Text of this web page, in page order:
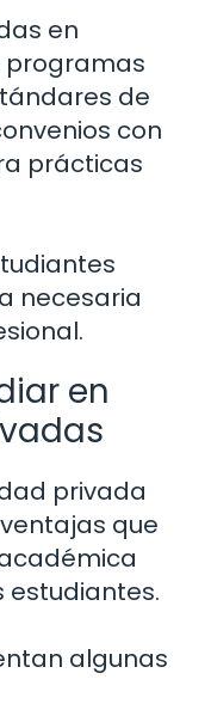
en
programas
de
con
prácticas
necesaria
en
privada
que
estudiantes.
algunas